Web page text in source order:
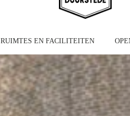
RUIMTES EN FACILITEITEN